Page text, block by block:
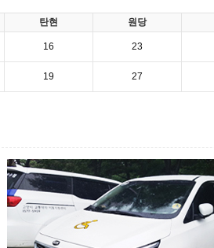
탄현 원당
16 23
19 27